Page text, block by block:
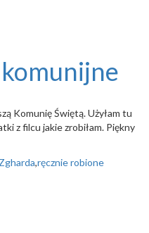
Komunię Świętą. Użyłam tu
z filcu jakie zrobiłam. Piękny
,ręcznie robione